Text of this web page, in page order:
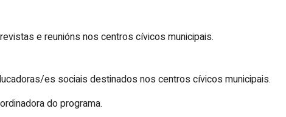
e reunións nos centros cívicos municipais.
es sociais destinados nos centros cívicos municipais.
do programa.